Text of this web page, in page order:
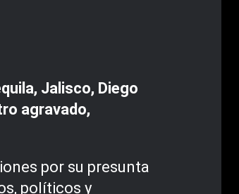
Jalisco, Diego
agravado,
por su presunta
políticos y